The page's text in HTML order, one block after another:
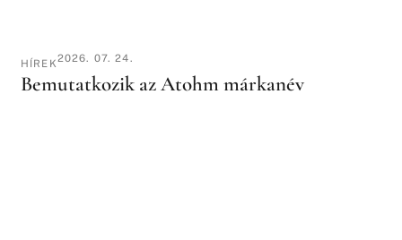
HÍREK2026. 07. 24.
Bemutatkozik az Atohm márkanév